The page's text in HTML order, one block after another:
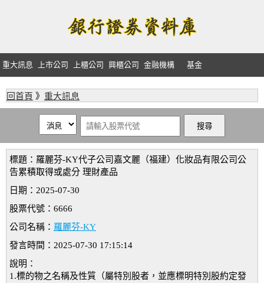
重大訊息 上市公司 上櫃公司 興櫃公司 金融機構 基金
回首頁 》 重大訊息
標題：羅麗芬-KY代子公司嘉文麗（福建）化妝品有限公司公
告累積取得或處分 理財產品
日期：2025-07-30
股票代號：6666
公司名稱： 羅麗芬-KY
發言時間：2025-07-30 17:15:14
說明：
1.標的物之名稱及性質（屬特別股者，並應標明特別股約定發